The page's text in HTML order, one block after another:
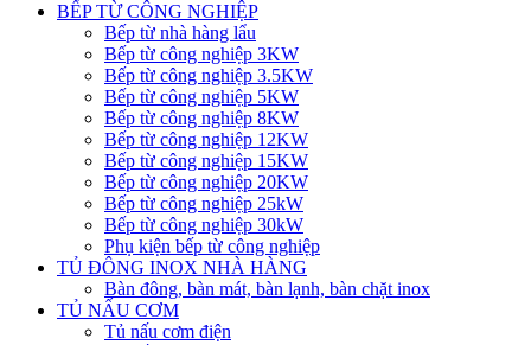
BẾP TỪ CÔNG NGHIỆP
Bếp từ nhà hàng lẩu
Bếp từ công nghiệp 3KW
Bếp từ công nghiệp 3.5KW
Bếp từ công nghiệp 5KW
Bếp từ công nghiệp 8KW
Bếp từ công nghiệp 12KW
Bếp từ công nghiệp 15KW
Bếp từ công nghiệp 20KW
Bếp từ công nghiệp 25kW
Bếp từ công nghiệp 30kW
Phụ kiện bếp từ công nghiệp
TỦ ĐÔNG INOX NHÀ HÀNG
Bàn đông, bàn mát, bàn lạnh, bàn chặt inox
TỦ NẤU CƠM
Tủ nấu cơm điện